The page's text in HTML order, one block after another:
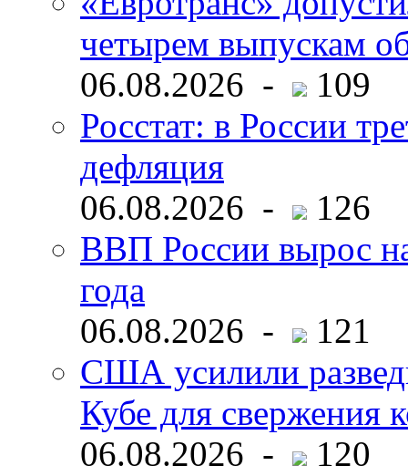
четырем выпускам
06.08.2026 -
109
Росстат: в России
дефляция
06.08.2026 -
126
ВВП России вырос
года
06.08.2026 -
121
США усилили
Кубе для свержения
06.08.2026 -
120